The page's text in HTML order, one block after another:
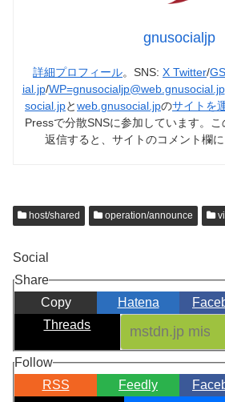
gnusocialjp
詳細プロフィール。SNS: X Twitter/
ial.jp/WP=gnusocialjp@web.gnusocial.jp
social.jpとweb.gnusocial.jpのサイトを
Pressで分散SNSに参加しています。
返信すると、サイトのコメント欄に
host/shared operation/announce
Social
Share
Copy
Hatena
Threads
Follow
RSS
Feedly